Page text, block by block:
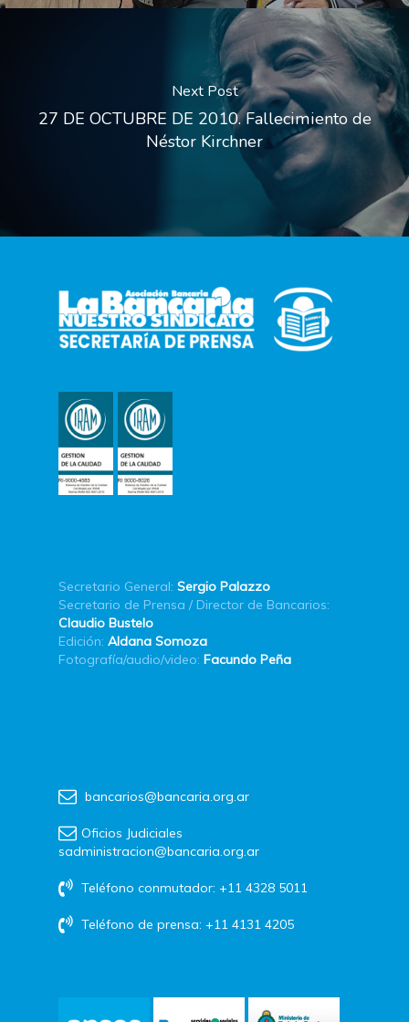
Next Post
27 DE OCTUBRE DE 2010. Fallecimiento de
Néstor Kirchner
Secretario General: Sergio Palazzo
Secretario de Prensa / Director de Bancarios:
Claudio Bustelo
Edición: Aldana Somoza
Fotografía/audio/video: Facundo Peña
bancarios@bancaria.org.ar
Oficios Judiciales
sadministracion@bancaria.org.ar
Teléfono conmutador: +11 4328 5011
Teléfono de prensa: +11 4131 4205